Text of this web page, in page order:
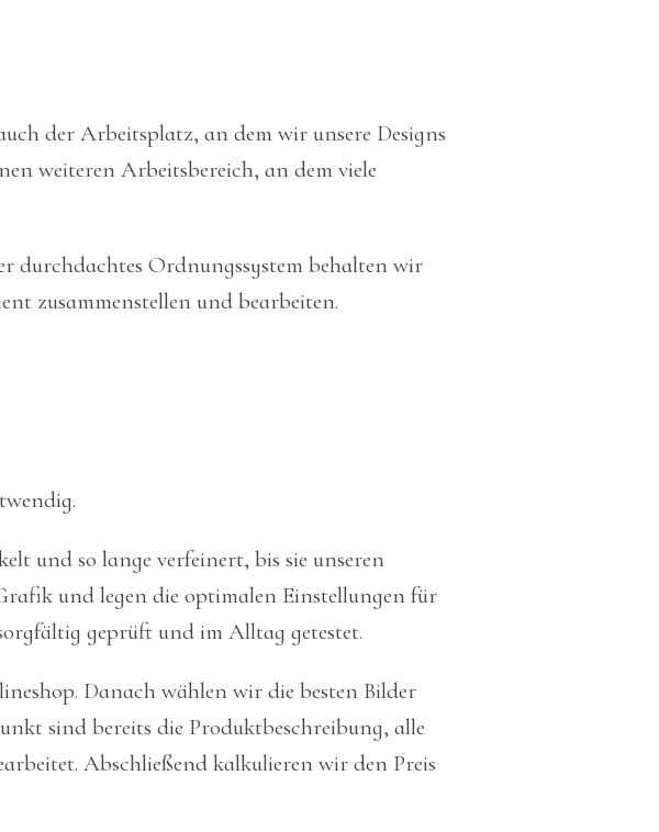
der Arbeitsplatz, an dem wir unsere Designs
weiteren Arbeitsbereich, an dem viele
durchdachtes Ordnungssystem behalten wir
zusammenstellen und bearbeiten.
und so lange verfeinert, bis sie unseren
und legen die optimalen Einstellungen für
geprüft und im Alltag getestet.
Danach wählen wir die besten Bilder
sind bereits die Produktbeschreibung, alle
Abschließend kalkulieren wir den Preis